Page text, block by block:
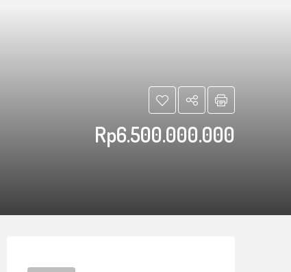
Rp6.500.000.000